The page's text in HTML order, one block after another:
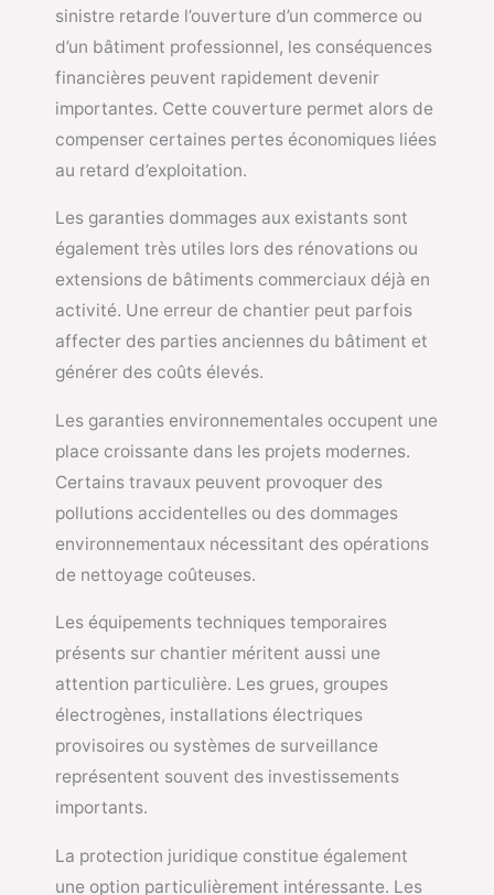
sinistre retarde l’ouverture d’un commerce ou
d’un bâtiment professionnel, les conséquences
financières peuvent rapidement devenir
importantes. Cette couverture permet alors de
compenser certaines pertes économiques liées
au retard d’exploitation.
Les garanties dommages aux existants sont
également très utiles lors des rénovations ou
extensions de bâtiments commerciaux déjà en
activité. Une erreur de chantier peut parfois
affecter des parties anciennes du bâtiment et
générer des coûts élevés.
Les garanties environnementales occupent une
place croissante dans les projets modernes.
Certains travaux peuvent provoquer des
pollutions accidentelles ou des dommages
environnementaux nécessitant des opérations
de nettoyage coûteuses.
Les équipements techniques temporaires
présents sur chantier méritent aussi une
attention particulière. Les grues, groupes
électrogènes, installations électriques
provisoires ou systèmes de surveillance
représentent souvent des investissements
importants.
La protection juridique constitue également
une option particulièrement intéressante. Les